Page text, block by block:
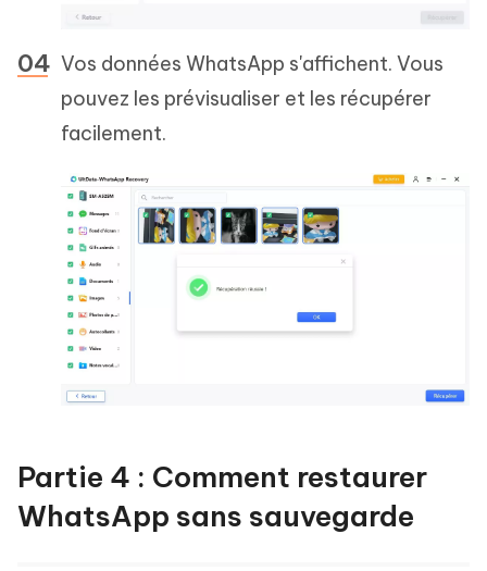
Vos données WhatsApp s'affichent. Vous
pouvez les prévisualiser et les récupérer
facilement.
Partie 4 : Comment restaurer
WhatsApp sans sauvegarde